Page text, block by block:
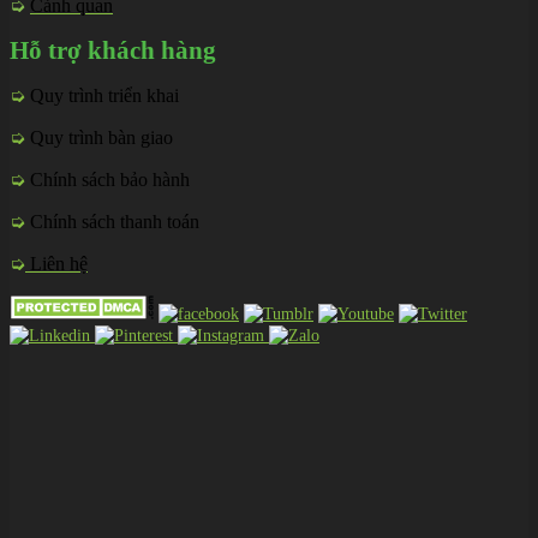
➭ Cảnh quan
Hỗ trợ khách hàng
➭ Quy trình triển khai
➭ Quy trình bàn giao
➭ Chính sách bảo hành
➭ Chính sách thanh toán
➭ Liên hệ